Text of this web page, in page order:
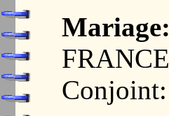
Mariage:
FRANCE
Conjoint: